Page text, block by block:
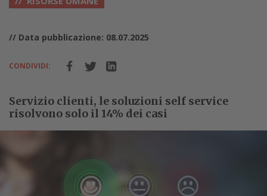
// Data pubblicazione: 08.07.2025
CONDIVIDI:
Servizio clienti, le soluzioni self service
risolvono solo il 14% dei casi